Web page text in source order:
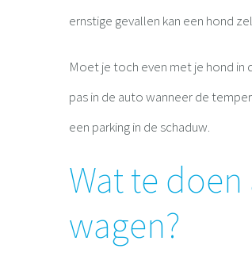
ernstige gevallen kan een hond
Moet je toch even met je hond in
pas in de auto wanneer de
een parking in de schaduw.
Wat te
wagen?